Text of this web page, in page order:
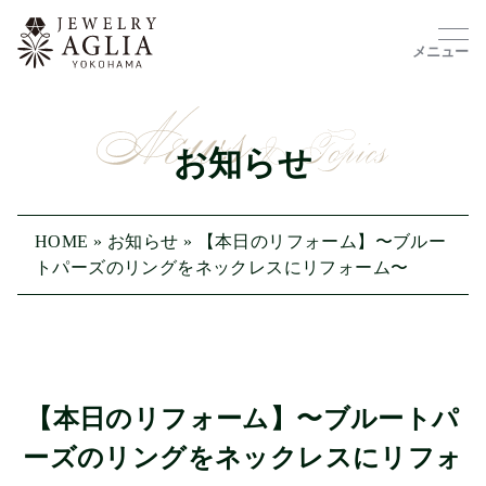
メニュー
お知らせ
HOME » お知らせ »
【本日のリフォーム】〜ブルー
トパーズのリングをネックレスにリフォーム〜
【本日のリフォーム】〜ブルートパ
ーズのリングをネックレスにリフォ